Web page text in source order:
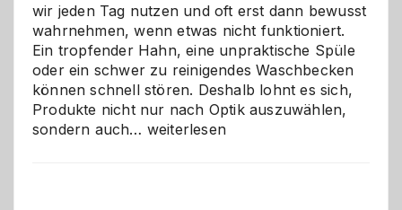
wir jeden Tag nutzen und oft erst dann bewusst
wahrnehmen, wenn etwas nicht funktioniert.
Ein tropfender Hahn, eine unpraktische Spüle
oder ein schwer zu reinigendes Waschbecken
können schnell stören. Deshalb lohnt es sich,
Produkte nicht nur nach Optik auszuwählen,
sondern auch… Bad
weiterlesen